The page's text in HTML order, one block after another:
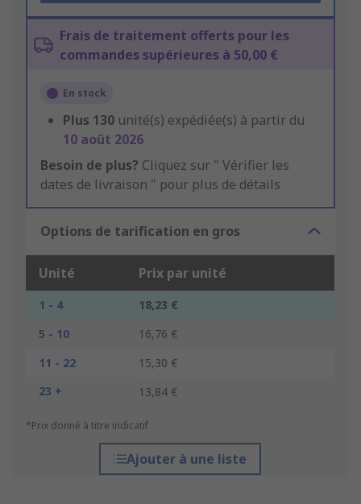
Frais de traitement offerts pour les
commandes supérieures à 50,00 €
En stock
Plus 130 unité(s) expédiée(s) à partir du
10 août 2026
Besoin de plus? Cliquez sur " Vérifier les
dates de livraison " pour plus de détails
Options de tarification en gros
Unité Prix par unité
1 - 4
18,23 €
5 - 10
16,76 €
11 - 22
15,30 €
23 +
13,84 €
*Prix donné à titre indicatif
Ajouter à une liste